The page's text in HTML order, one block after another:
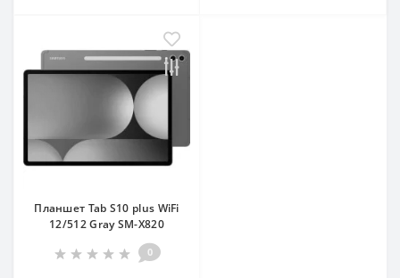
Планшет Tab S10 plus WiFi
12/512 Gray SM-X820
0